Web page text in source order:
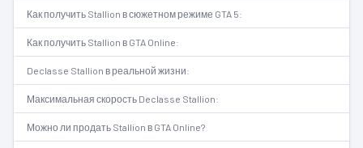
Как получить Stallion в сюжетном режиме GTA 5:
Как получить Stallion в GTA Online:
Declasse Stallion в реальной жизни:
Максимальная скорость Declasse Stallion:
Можно ли продать Stallion в GTA Online?